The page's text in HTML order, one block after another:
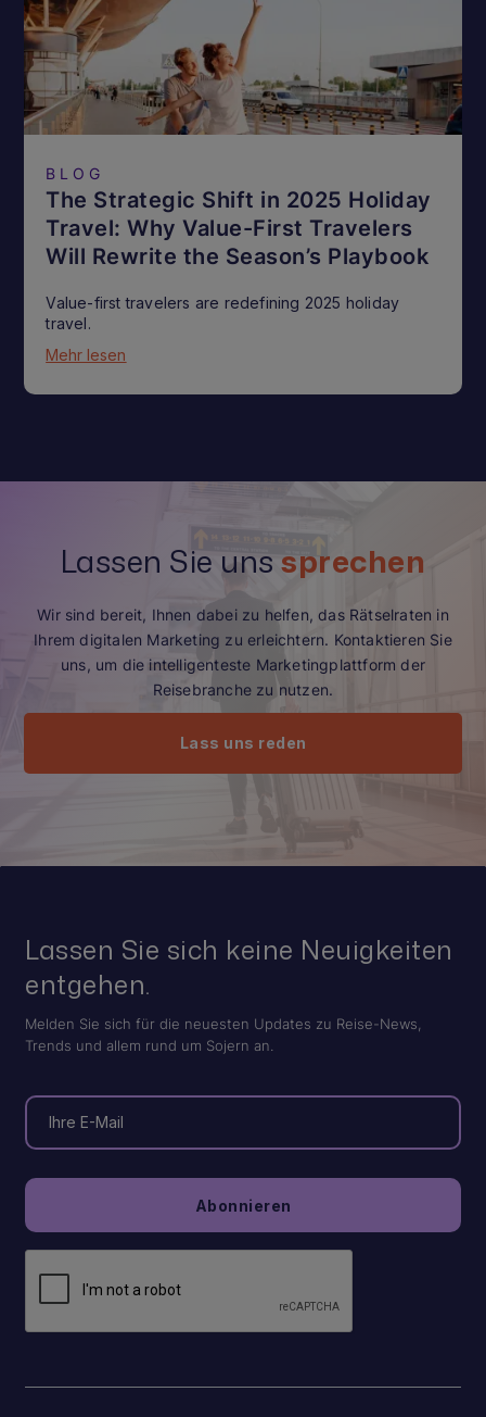
BLOG
The Strategic Shift in 2025 Holiday
Travel: Why Value-First Travelers
Will Rewrite the Season’s Playbook
Value-first travelers are redefining 2025 holiday
travel.
Mehr lesen
Lassen Sie unssprechen
Wir sind bereit, Ihnen dabei zu helfen, das Rätselraten in
Ihrem digitalen Marketing zu erleichtern. Kontaktieren Sie
uns, um die intelligenteste Marketingplattform der
Reisebranche zu nutzen.
Lass uns reden
Lassen Sie sich keine Neuigkeiten
entgehen.
Melden Sie sich für die neuesten Updates zu Reise-News,
Trends und allem rund um Sojern an.